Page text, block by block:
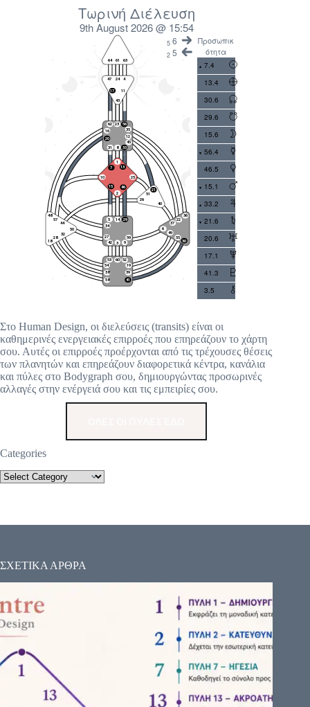
Τωρινή Διέλευση
9th August 2026 @ 15:54
56
25
Προσωπικ
ότητα
7.4
13.4
30.6
29.6
15.6
56.4
46.5
15.1
33.2
21.6
20.6
17.1
41.3
3.5
Στο Human Design, οι διελεύσεις (transits) είναι οι
καθημερινές ενεργειακές επιρροές που επηρεάζουν το χάρτη
σου. Αυτές οι επιρροές προέρχονται από τις τρέχουσες θέσεις
των πλανητών και επηρεάζουν διαφορετικά κέντρα, κανάλια
και πύλες στο Bodygraph σου, δημιουργώντας προσωρινές
αλλαγές στην ενέργειά σου και τις εμπειρίες σου.
Categories
ΣΧΕΤΙΚΑ ΑΡΘΡΑ